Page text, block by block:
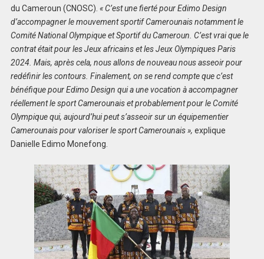
du Cameroun (CNOSC). « C’est une fierté pour Edimo Design
d’accompagner le mouvement sportif Camerounais notamment le
Comité National Olympique et Sportif du Cameroun. C’est vrai que le
contrat était pour les Jeux africains et les Jeux Olympiques Paris
2024. Mais, après cela, nous allons de nouveau nous asseoir pour
redéfinir les contours. Finalement, on se rend compte que c’est
bénéfique pour Edimo Design qui a une vocation à accompagner
réellement le sport Camerounais et probablement pour le Comité
Olympique qui, aujourd’hui peut s’asseoir sur un équipementier
Camerounais pour valoriser le sport Camerounais », explique
Danielle Edimo Monefong.